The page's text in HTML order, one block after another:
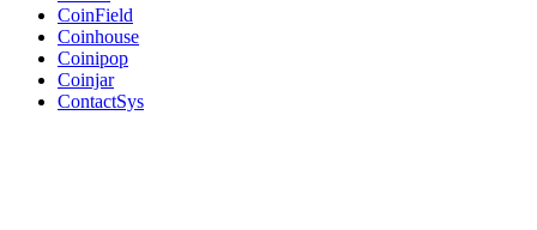
CoinField
Coinhouse
Coinipop
Coinjar
ContactSys